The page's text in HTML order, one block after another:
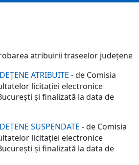
atribuirii traseelor judeţene
ATRIBUITE - de Comisia
licitaţiei electronice
şi finalizată la data de
SUSPENDATE - de Comisia
licitaţiei electronice
şi finalizată la data de